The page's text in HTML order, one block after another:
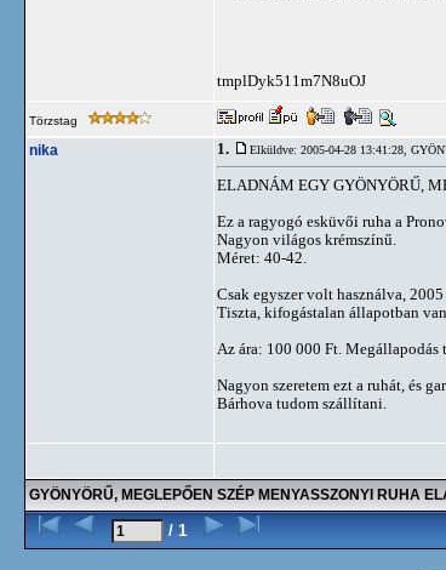
tmplDyk511m7N8uOJ
Törzstag
nika 1. Elküldve: 2005-04-28 13:41:28,
ELADNÁM EGY GYÖNYÖRŰ,
Ez a ragyogó esküvői ruha a
Nagyon világos krémszínű.
Méret: 40-42.
Csak egyszer volt használva, 2005
Tiszta, kifogástalan állapotban van.
Az ára: 100 000 Ft. Megállapodás
Nagyon szeretem ezt a ruhát, és
Bárhova tudom szállítani.
GYÖNYÖRŰ, MEGLEPŐEN SZÉP MENYASSZONYI RUHA
/ 1